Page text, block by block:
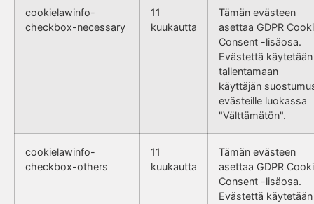
cookielawinfo-
checkbox-necessary
11
kuukautta
Tämän evästeen
asettaa GDPR
Consent -lisäosa.
Evästettä käytetään
tallentamaan
käyttäjän
evästeille luokassa
"Välttämätön".
cookielawinfo-
checkbox-others
11
kuukautta
Tämän evästeen
asettaa GDPR
Consent -lisäosa.
Evästettä käytetään